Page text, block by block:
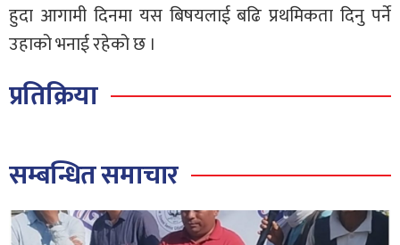
हुदा आगामी दिनमा यस बिषयलाई बढि प्रथमिकता दिनु पर्ने
उहाको भनाई रहेको छ ।
प्रतिक्रिया
सम्बन्धित समाचार